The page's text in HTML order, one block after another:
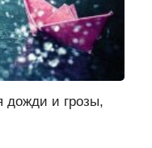
и грозы,